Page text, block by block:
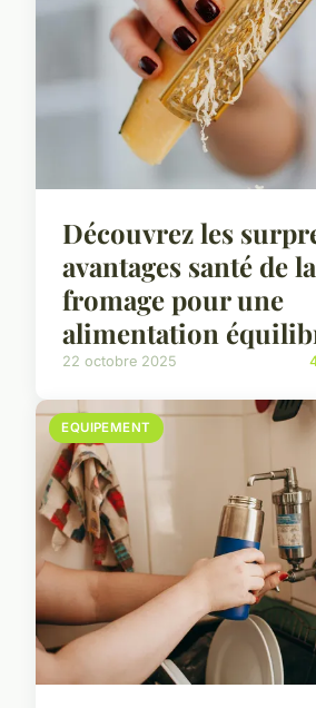
Découvrez les
avantages santé de
fromage pour une
alimentation
22 octobre 2025
EQUIPEMENT